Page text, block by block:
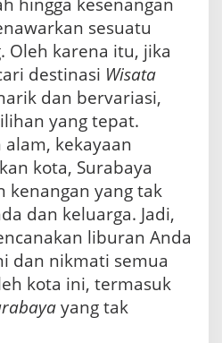
sesuatu
Oleh karena itu, jika
destinasi Wisata
dan bervariasi,
yang tepat.
kekayaan
kota, Surabaya
kenangan yang tak
dan keluarga. Jadi,
liburan Anda
dan nikmati semua
kota ini, termasuk
yang tak